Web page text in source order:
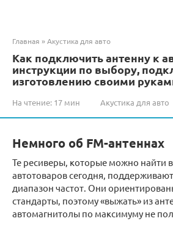
Главная »Акустика для авто
Как подключить антенну к
инструкции по выбору,
изготовлению своими
На чтение: 17 мин Акустика для авто
Немного об FM-антеннах
Те ресиверы, которые можно найти
автотоваров сегодня,
диапазон частот. Они
стандарты, поэтому «выжать» из
автомагнитолы по максимуму не